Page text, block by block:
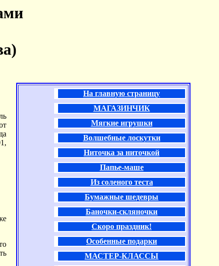
На главную страницу
МАГАЗИНЧИК
Мягкие игрушки
Волшебные лоскутки
Ниточка за ниточкой
Папье-маше
Из соленого теста
Бумажные шедевры
Баночки-скляночки
Скоро праздник!
Особенные подарки
МАСТЕР-КЛАССЫ